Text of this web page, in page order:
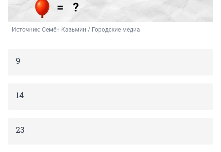
Источник: Семён Казьмин / Городские медиа
9
14
23